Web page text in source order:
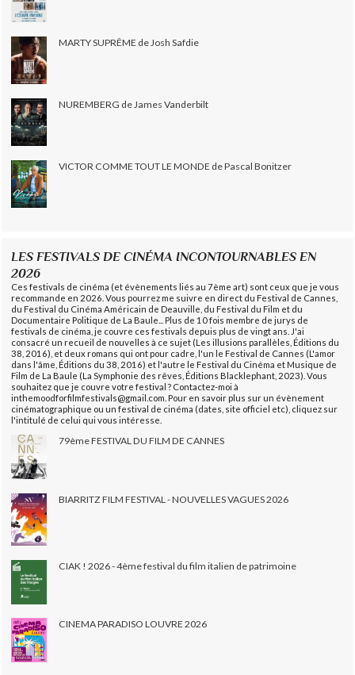
MARTY SUPRÊME de Josh Safdie
NUREMBERG de James Vanderbilt
VICTOR COMME TOUT LE MONDE de Pascal Bonitzer
LES FESTIVALS DE CINÉMA INCONTOURNABLES EN
2026
Ces festivals de cinéma (et évènements liés au 7ème art) sont ceux que je vous
recommande en 2026. Vous pourrez me suivre en direct du Festival de Cannes,
du Festival du Cinéma Américain de Deauville, du Festival du Film et du
Documentaire Politique de La Baule... Plus de 10 fois membre de jurys de
festivals de cinéma, je couvre ces festivals depuis plus de vingt ans. J'ai
consacré un recueil de nouvelles à ce sujet (Les illusions parallèles, Éditions du
38, 2016), et deux romans qui ont pour cadre, l'un le Festival de Cannes (L'amor
dans l'âme, Éditions du 38, 2016) et l'autre le Festival du Cinéma et Musique de
Film de La Baule (La Symphonie des rêves, Éditions Blacklephant, 2023). Vous
souhaitez que je couvre votre festival ? Contactez-moi à
inthemoodforfilmfestivals@gmail.com. Pour en savoir plus sur un évènement
cinématographique ou un festival de cinéma (dates, site officiel etc), cliquez sur
l'intitulé de celui qui vous intéresse.
79ème FESTIVAL DU FILM DE CANNES
BIARRITZ FILM FESTIVAL - NOUVELLES VAGUES 2026
CIAK ! 2026 - 4ème festival du film italien de patrimoine
CINEMA PARADISO LOUVRE 2026